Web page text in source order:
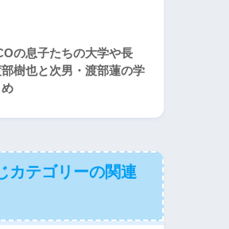
の息子たちの大学や長
樹也と次男・渡部蓮の学
カテゴリーの関連